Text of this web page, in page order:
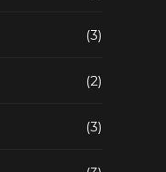
(3)
(2)
(3)